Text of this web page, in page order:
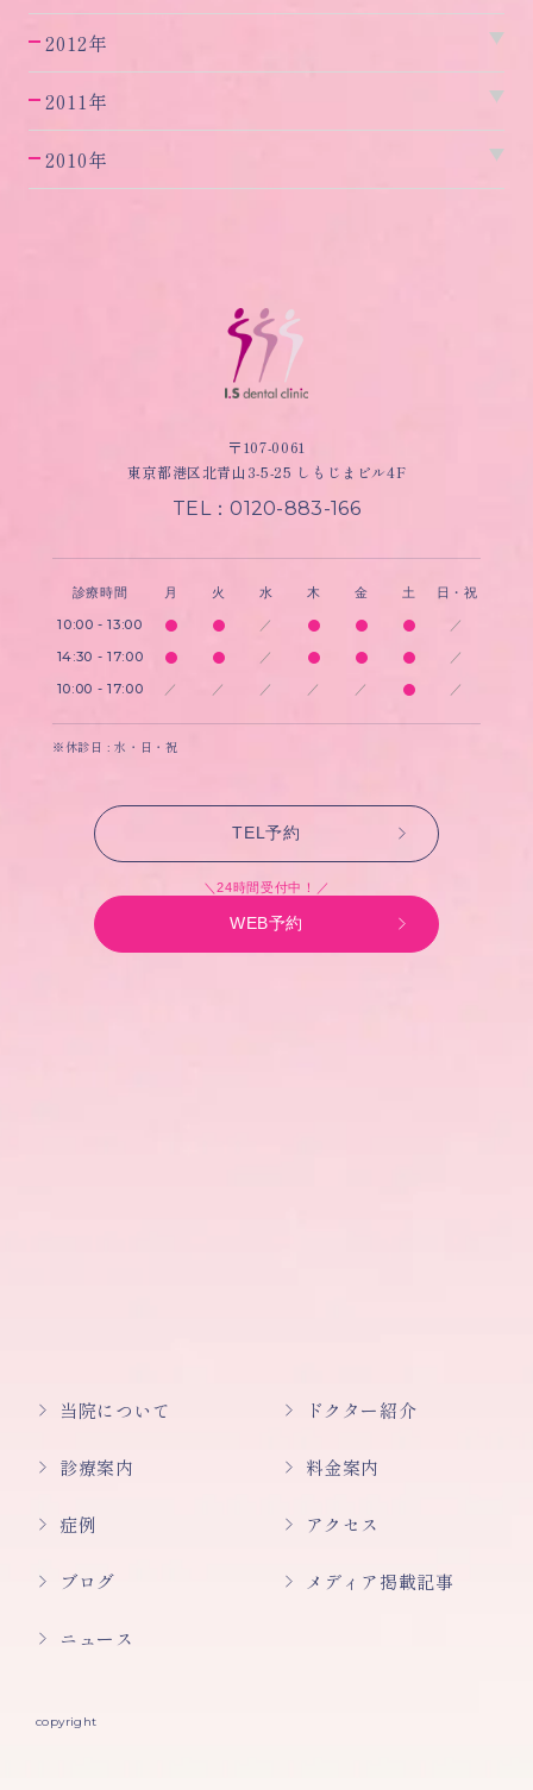
2012年
2011年
2010年
〒107-0061
東京都港区北青山3-5-25 しもじまビル4F
TEL：0120-883-166
診療時間 月 火 水 木 金 土 日・祝
10:00 - 13:00 ／ ／
14:30 - 17:00 ／ ／
10:00 - 17:00 ／ ／ ／ ／ ／ ／
※休診日 : 水・日・祝
TEL予約
＼24時間受付中！／
WEB予約
当院について ドクター紹介
診療案内 料金案内
症例 アクセス
ブログ メディア掲載記事
ニュース
copyright